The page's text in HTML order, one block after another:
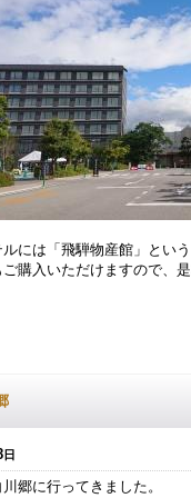
には「飛騨物産館」とい
ご購入いただけますので、
日
郷に行ってきました。